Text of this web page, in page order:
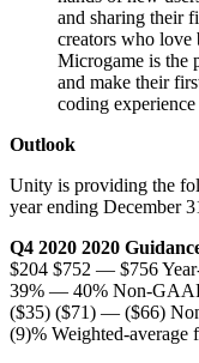
and sharing their
creators who
Microgame is the
and make their
coding
Outlook
Unity is providing the
year ending December
Q4 2020 2020
$204 $752 — $756
39% — 40% Non-
($35) ($71) — ($66)
(9)% Weighted-average